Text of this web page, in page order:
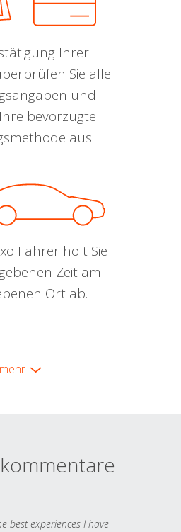
Ihrer
Sie alle
und
bevorzugte
aus.
Fahrer holt Sie
Zeit am
Ort ab.
mehr
best experiences I have